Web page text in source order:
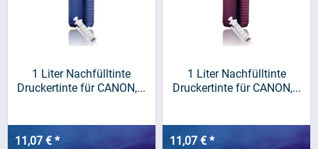
1 Liter Nachfülltinte
Druckertinte für CANON,...
11,07 € *
1 Liter Nachfülltinte
Druckertinte für CANON,...
11,07 € *